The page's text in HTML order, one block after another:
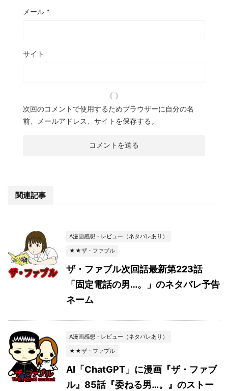
メール *
サイト
次回のコメントで使用するためブラウザーに自分の名
前、メールアドレス、サイトを保存する。
関連記事
A漫画感想・レビュー（ネタバレあり）
★★ザ・ファブル
ザ・ファブル次回話最新第223話
「固定電話の男…。」のネタバレ予告
ネーム
A漫画感想・レビュー（ネタバレあり）
★★ザ・ファブル
AI「ChatGPT」に漫画『ザ・ファブ
ル』85話『委ねる男…。』のストー